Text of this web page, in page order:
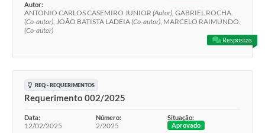
Autor:
ANTONIO CARLOS CASEMIRO JUNIOR (Autor), GABRIEL ROCHA.
(Co-autor), JOÃO BATISTA LADEIA(Co-autor), MARCELO RAIMUNDO.
(Co-autor)
Respostas
REQ - REQUERIMENTOS
Requerimento 002/2025
Data:
12/02/2025
Número:
2/2025
Situação:
Aprovado